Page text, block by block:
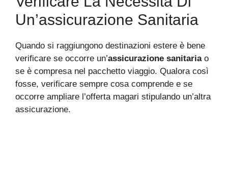
Un’assicurazione Sanitaria
Quando si raggiungono destinazioni estere è bene
verificare se occorre un’assicurazione sanitariao
se è compresa nel pacchetto viaggio. Qualora così
fosse, verificare sempre cosa comprende e se
occorre ampliare l’offerta magari stipulando un’altra
assicurazione.